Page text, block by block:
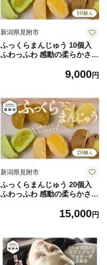
新潟県見附市
ふっくらまんじゅう 10個入
ふわっふわ 感動の柔らかさ
ツ お取り寄せ ご褒美 お土産
9,000円
新潟県見附市
ふっくらまんじゅう 20個入
ふわっふわ 感動の柔らかさ
ツ お取り寄せ ご褒美 お土産
15,000円